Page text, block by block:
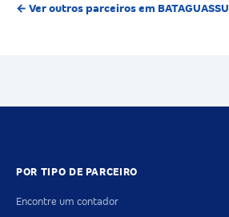
← Ver outros parceiros em BATAGUASSU
POR TIPO DE PARCEIRO
Encontre um contador